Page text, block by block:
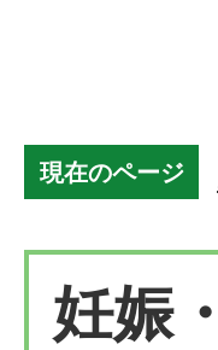
現在のページ
妊娠